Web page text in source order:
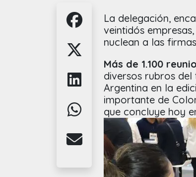
La delegación,
veintidós
nuclean a las
Más de 1.100
diversos rubros
Argentina en la
importante de
que concluye hoy